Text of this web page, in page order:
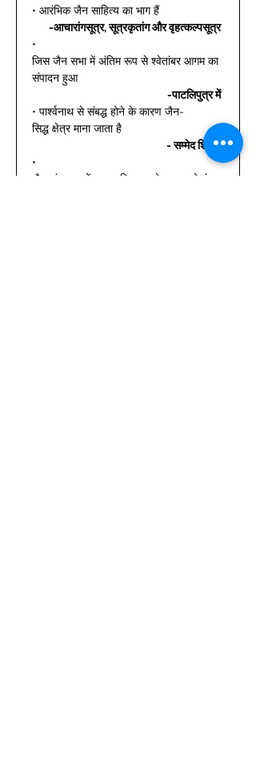
• आरंभिक जैन साहित्य का भाग हैं
-आचारांगसूत्र, सूत्रकृतांग और वृहत्कल्पसूत्र
•
जिस जैन सभा में अंतिम रूप से श्वेतांबर आगम का
संपादन हुआ
-पाटलिपुत्र में
• पार्श्वनाथ से संबद्ध होने के कारण जैन-
सिद्ध क्षेत्र माना जाता है
- सम्मेद शिखर
•
जैन संप्रदाय में प्रथम विभाजन के समय श्वेतांबर